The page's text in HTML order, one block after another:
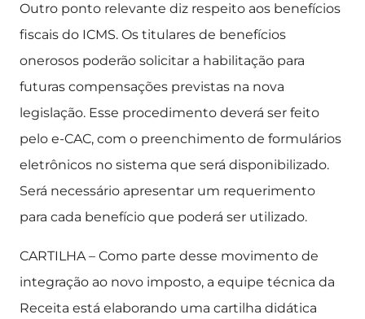
Outro ponto relevante diz respeito aos benefícios
fiscais do ICMS. Os titulares de benefícios
onerosos poderão solicitar a habilitação para
futuras compensações previstas na nova
legislação. Esse procedimento deverá ser feito
pelo e-CAC, com o preenchimento de formulários
eletrônicos no sistema que será disponibilizado.
Será necessário apresentar um requerimento
para cada benefício que poderá ser utilizado.
CARTILHA – Como parte desse movimento de
integração ao novo imposto, a equipe técnica da
Receita está elaborando uma cartilha didática